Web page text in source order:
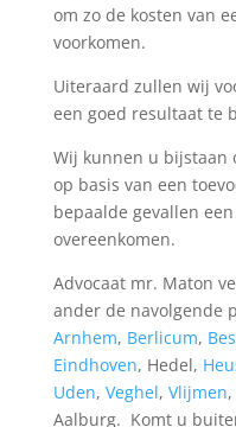
om zo de kosten van
voorkomen.
Uiteraard zullen wij
een goed resultaat te
Wij kunnen u bijstaan
op basis van een
bepaalde gevallen
overeenkomen.
Advocaat mr. Maton
ander de navolgende
Arnhem, Berlicum,
Eindhoven, Hedel,
Uden, Veghel, Vlijmen,
Aalburg. Komt u